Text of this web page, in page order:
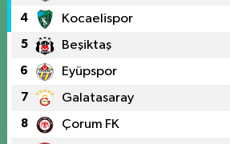
4 Kocaelispor
5 Beşiktaş
6 Eyüpspor
7 Galatasaray
8 Çorum FK